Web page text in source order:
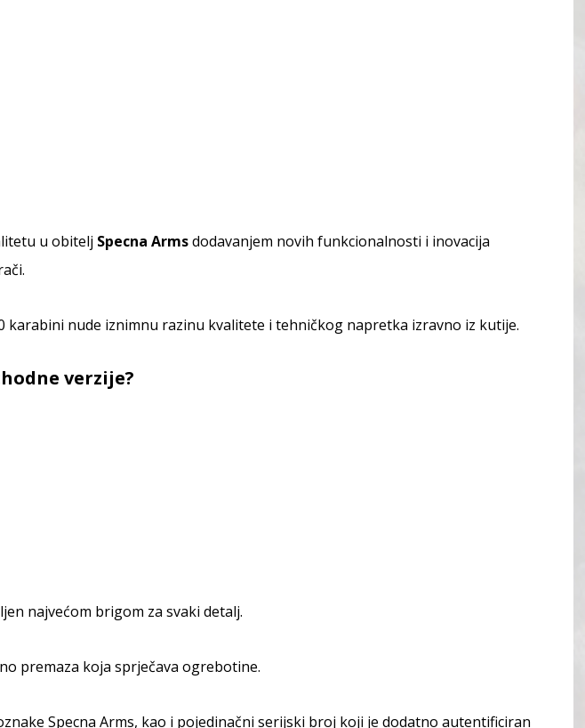
u obitelj Specna Armsdodavanjem novih funkcionalnosti i inovacija
karabini nude iznimnu razinu kvalitete i tehničkog napretka izravno iz kutije.
verzije?
najvećom brigom za svaki detalj.
premaza koja sprječava ogrebotine.
Specna Arms, kao i pojedinačni serijski broj koji je dodatno autentificiran